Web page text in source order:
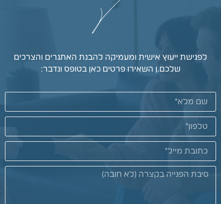
לפגישת ייעוץ אישית ומעמיקה להבנת האתגרים והצרכים
שלכם.ן השאירו פרטים כאן בטופס ונדבר: